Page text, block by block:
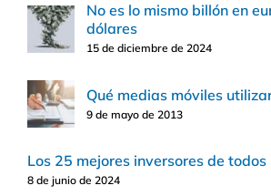
No es lo mismo billón en
dólares
15 de diciembre de 2024
Qué medias móviles
9 de mayo de 2013
Los 25 mejores inversores de
8 de junio de 2024